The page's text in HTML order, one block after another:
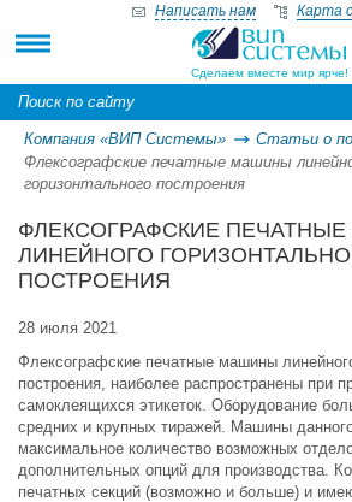
Сделаем вместе мир ярче!
Написать нам Карта
Компания «ВИП Системы»
Статьи о
Флексографские печатные машины
горизонтального построения
ФЛЕКСОГРАФСКИЕ
ЛИНЕЙНОГО
ПОСТРОЕНИЯ
28 июля 2021
Флексографские печатные машины
построения, наиболее распространены при
самоклеящихся этикеток. Оборудование
средних и крупных тиражей. Машины
максимальное количество возможных
дополнительных опций для производства.
печатных секций (возможно и больше) и